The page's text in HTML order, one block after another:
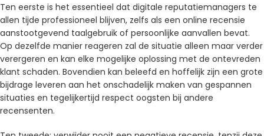
Ten eerste is het essentieel dat digitale reputatiemanagers te
allen tijde professioneel blijven, zelfs als een online recensie
aanstootgevend taalgebruik of persoonlijke aanvallen bevat.
Op dezelfde manier reageren zal de situatie alleen maar verder
verergeren en kan elke mogelijke oplossing met de ontevreden
klant schaden. Bovendien kan beleefd en hoffelijk zijn een grote
bijdrage leveren aan het onschadelijk maken van gespannen
situaties en tegelijkertijd respect oogsten bij andere
recensenten.